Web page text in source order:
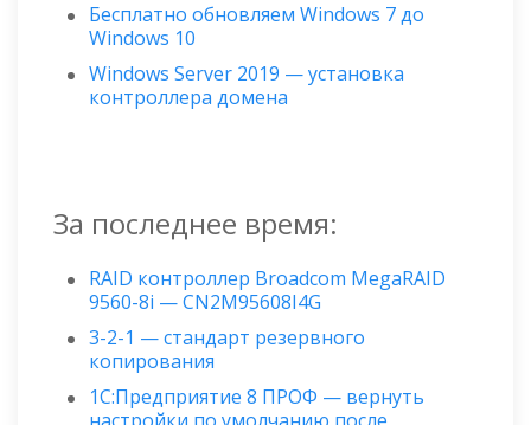
Бесплатно обновляем Windows 7 до
Windows 10
Windows Server 2019 — установка
контроллера домена
За последнее время:
RAID контроллер Broadcom MegaRAID
9560-8i — CN2M95608I4G
3-2-1 — стандарт резервного
копирования
1С:Предприятие 8 ПРОФ — вернуть